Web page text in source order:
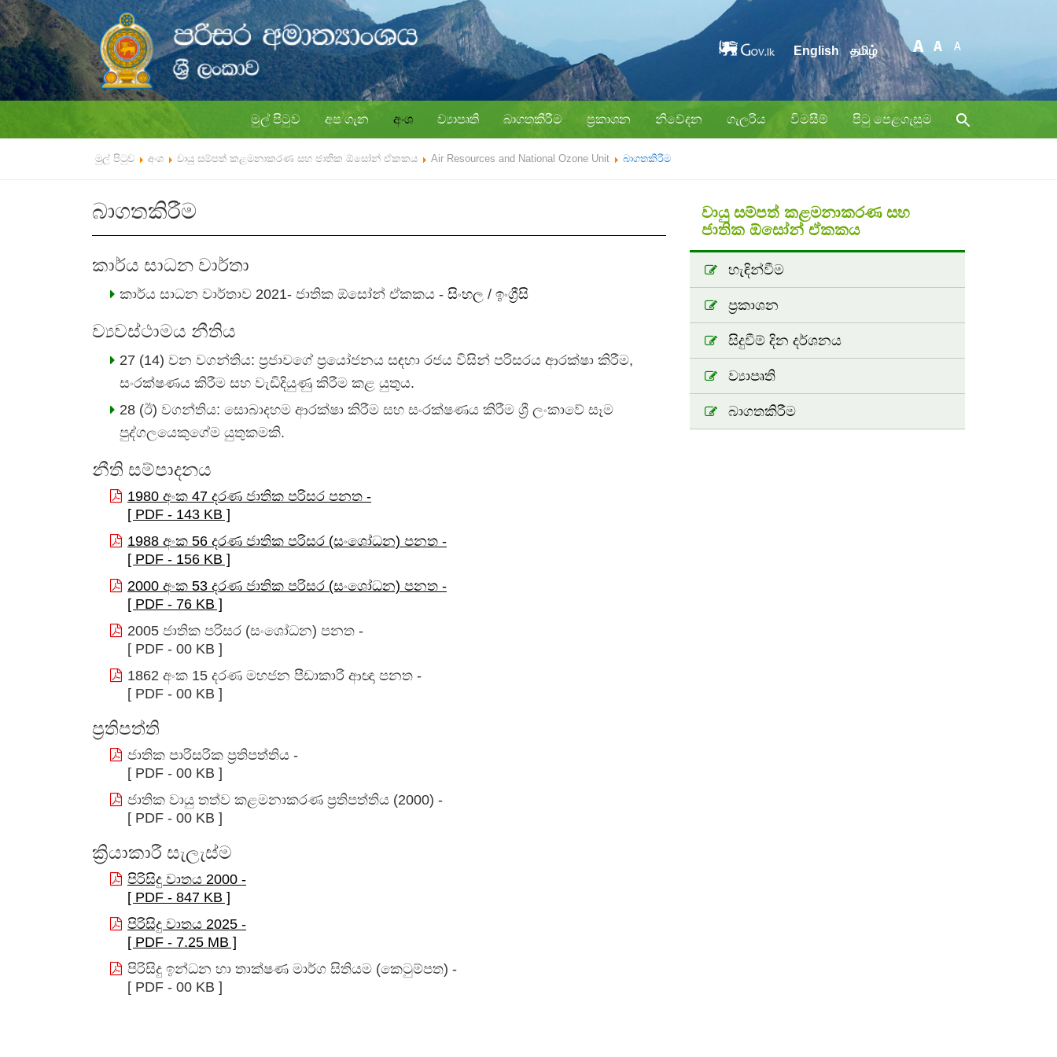
English தமிழ்
මුල් පිටුව අප ගැන අංශ ව්‍යාපෘති බාගතකිරීම ප්‍රකාශන නිවේදන ගැලරිය විමසීම් පිටු පෙළගැසුම
මුල් පිටුව අංශ වායු සම්පත් කළමනාකරණ සහ ජාතික ඕසෝන් ඒකකය Air Resources and National Ozone Unit බාගතකිරීම
බාගතකිරීම
කාර්ය සාධන වාර්තා
කාර්ය සාධන වාර්තාව 2021- ජාතික ඕසෝන් ඒකකය - සිංහල / ඉංග්‍රීසි
ව්‍යවස්ථාමය නීතිය
27 (14) වන වගන්තිය: ප්‍රජාවගේ ප්‍රයෝජනය සඳහා රජය විසින් පරිසරය ආරක්ෂා කිරීම,
සංරක්ෂණය කිරීම සහ වැඩිදියුණු කිරීම කළ යුතුය.
28 (ඊ) වගන්තිය: සොබාදහම ආරක්ෂා කිරීම සහ සංරක්ෂණය කිරීම ශ්‍රී ලංකාවේ සෑම
පුද්ගලයෙකුගේම යුතුකමකි.
නීති සම්පාදනය
1980 අංක 47 දරණ ජාතික පරිසර පනත -
[ PDF - 143 KB ]
1988 අංක 56 දරණ ජාතික පරිසර (සංශෝධන) පනත -
[ PDF - 156 KB ]
2000 අංක 53 දරණ ජාතික පරිසර (සංශෝධන) පනත -
[ PDF - 76 KB ]
2005 ජාතික පරිසර (සංශෝධන) පනත -
[ PDF - 00 KB ]
1862 අංක 15 දරණ මහජන පීඩාකාරී ආඥා පනත -
[ PDF - 00 KB ]
ප්‍රතිපත්ති
ජාතික පාරිසරික ප්‍රතිපත්තිය -
[ PDF - 00 KB ]
ජාතික වායු තත්ව කළමනාකරණ ප්‍රතිපත්තිය (2000) -
[ PDF - 00 KB ]
ක්‍රියාකාරී සැලැස්ම
පිරිසිදු වාතය 2000 -
[ PDF - 847 KB ]
පිරිසිදු වාතය 2025 -
[ PDF - 7.25 MB ]
පිරිසිදු ඉන්ධන හා තාක්ෂණ මාර්ග සිතියම (කෙටුම්පත) -
[ PDF - 00 KB ]
වායු සම්පත් කළමනාකරණ සහ
ජාතික ඕසෝන් ඒකකය
හැඳින්වීම
ප්‍රකාශන
සිදුවීම් දින දර්ශනය
ව්‍යාපෘති
බාගතකිරීම